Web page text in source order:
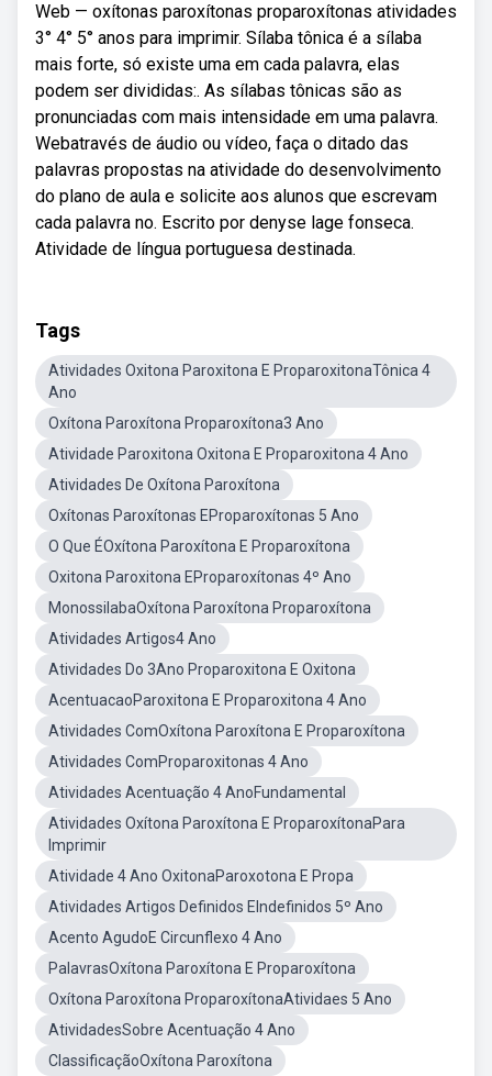
Web — oxítonas paroxítonas proparoxítonas atividades
3° 4° 5° anos para imprimir. Sílaba tônica é a sílaba
mais forte, só existe uma em cada palavra, elas
podem ser divididas:. As sílabas tônicas são as
pronunciadas com mais intensidade em uma palavra.
Webatravés de áudio ou vídeo, faça o ditado das
palavras propostas na atividade do desenvolvimento
do plano de aula e solicite aos alunos que escrevam
cada palavra no. Escrito por denyse lage fonseca.
Atividade de língua portuguesa destinada.
Tags
Atividades Oxitona Paroxitona E ProparoxitonaTônica 4
Ano
Oxítona Paroxítona Proparoxítona3 Ano
Atividade Paroxitona Oxitona E Proparoxitona 4 Ano
Atividades De Oxítona Paroxítona
Oxítonas Paroxítonas EProparoxítonas 5 Ano
O Que ÉOxítona Paroxítona E Proparoxítona
Oxitona Paroxitona EProparoxítonas 4º Ano
MonossilabaOxítona Paroxítona Proparoxítona
Atividades Artigos4 Ano
Atividades Do 3Ano Proparoxitona E Oxitona
AcentuacaoParoxitona E Proparoxitona 4 Ano
Atividades ComOxítona Paroxítona E Proparoxítona
Atividades ComProparoxitonas 4 Ano
Atividades Acentuação 4 AnoFundamental
Atividades Oxítona Paroxítona E ProparoxítonaPara
Imprimir
Atividade 4 Ano OxitonaParoxotona E Propa
Atividades Artigos Definidos EIndefinidos 5º Ano
Acento AgudoE Circunflexo 4 Ano
PalavrasOxítona Paroxítona E Proparoxítona
Oxítona Paroxítona ProparoxítonaAtividaes 5 Ano
AtividadesSobre Acentuação 4 Ano
ClassificaçãoOxítona Paroxítona